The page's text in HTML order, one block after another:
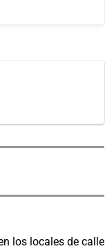
los locales de calle